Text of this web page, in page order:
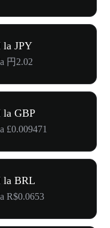
la JPY
円2.02
la GBP
£0.009471
la BRL
R$0.0653